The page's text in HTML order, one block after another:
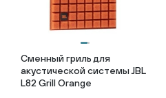
Сменный гриль для
акустической системы JBL
L82 Grill Orange